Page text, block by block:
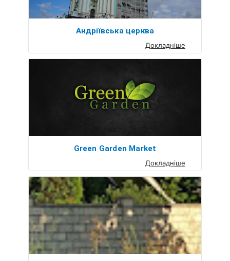
Андріївська церква
Докладніше
Green Garden Market
Докладніше